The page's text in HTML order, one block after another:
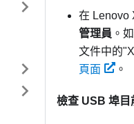
在 Lenovo
管理員 。
文件中的
頁面
。
檢查 USB 埠目